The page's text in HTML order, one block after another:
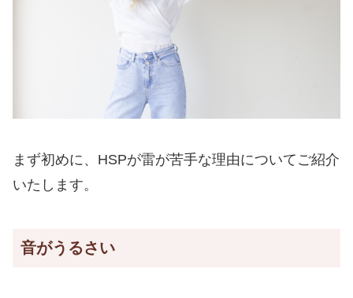
まず初めに、HSPが雷が苦手な理由についてご紹介
いたします。
音がうるさい